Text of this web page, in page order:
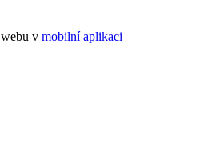
v mobilní aplikaci –